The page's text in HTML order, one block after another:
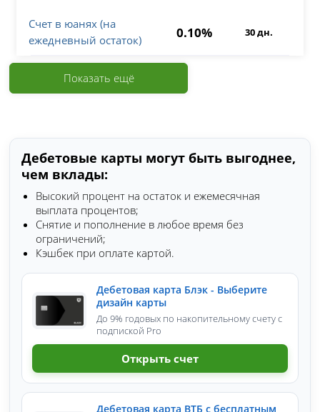
Счет в юанях (на
ежедневный остаток)
0.10% 30 дн.
Показать ещё
Дебетовые карты могут быть выгоднее,
чем вклады:
Высокий процент на остаток и ежемесячная
выплата процентов;
Снятие и пополнение в любое время без
ограничений;
Кэшбек при оплате картой.
Дебетовая карта Блэк - Выберите
дизайн карты
До 9% годовых по накопительному счету с
подпиской Pro
Открыть счет
Дебетовая карта ВТБ с бесплатным